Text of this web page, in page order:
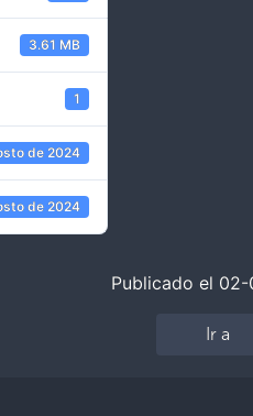
3.61 MB
1
de 2024
de 2024
Publicado el
Ir a